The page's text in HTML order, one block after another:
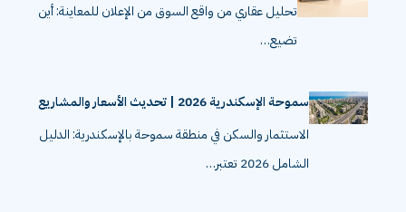
تحليل عقاري من واقع السوق من الإعلان للمعاينة: أين
تضيع…
سموحة الإسكندرية 2026 | تحديث الأسعار والمشاريع
الاستثمار والسكن في منطقة سموحة بالإسكندرية: الدليل
الشامل 2026 تعتبر…